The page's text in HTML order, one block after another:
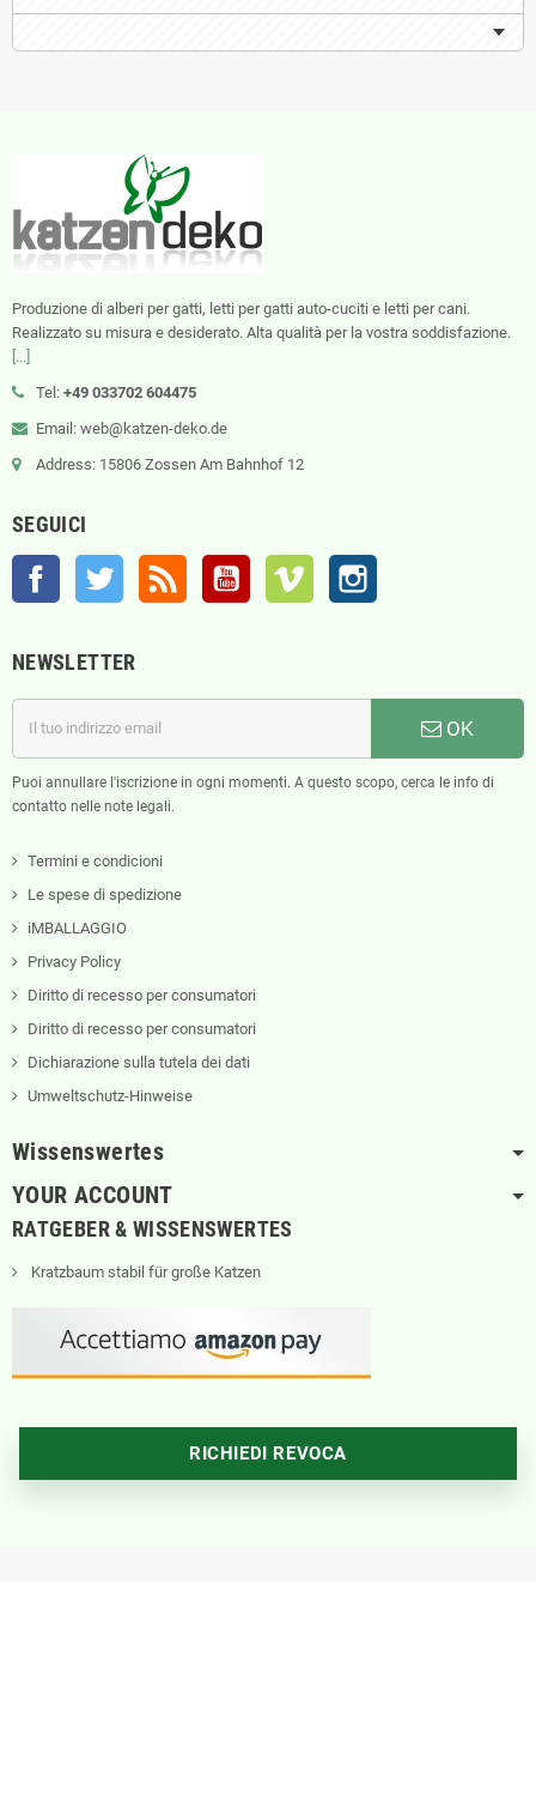
Produzione di alberi per gatti, letti per gatti auto-cuciti e letti per cani.
Realizzato su misura e desiderato. Alta qualità per la vostra soddisfazione.
[...]
Tel: +49 033702 604475
Email: web@katzen-deko.de
Address: 15806 Zossen Am Bahnhof 12
SEGUICI
Facebook Twitter YouTube Vimeo
NEWSLETTER
OK
Puoi annullare l'iscrizione in ogni momenti. A questo scopo, cerca le info di
contatto nelle note legali.
Termini e condicioni
Le spese di spedizione
iMBALLAGGIO
Privacy Policy
Diritto di recesso per consumatori
Diritto di recesso per consumatori
Dichiarazione sulla tutela dei dati
Umweltschutz-Hinweise
Wissenswertes
YOUR ACCOUNT
RATGEBER & WISSENSWERTES
Kratzbaum stabil für große Katzen
RICHIEDI REVOCA